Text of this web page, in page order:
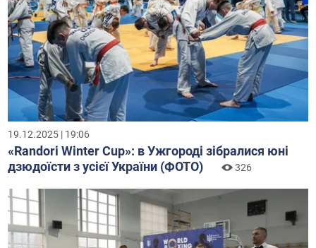
19.12.2025 | 19:06
«Randori Winter Cup»: в Ужгороді зібралися юні
дзюдоїсти з усієї України (ФОТО)
326